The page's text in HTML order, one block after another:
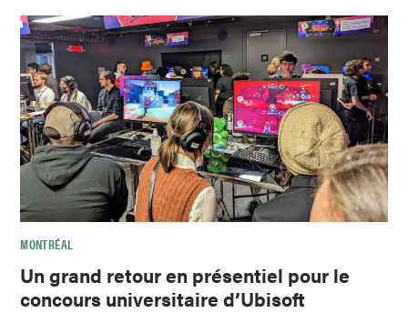
MONTRÉAL
Un grand retour en présentiel pour le
concours universitaire d’Ubisoft